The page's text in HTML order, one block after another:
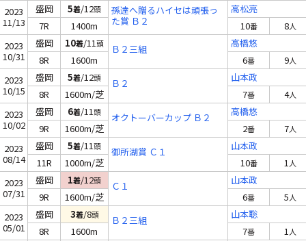
2023
11/13
盛岡 5着/12頭
孫達へ贈るハイセは頑張っ
た賞 Ｂ２
高松亮
7R
1400m 10番 8人
2023
10/31
盛岡 10着/11頭 Ｂ２三組
高橋悠
8R
1600m 6番 9人
2023
10/15
盛岡 5着/12頭 Ｂ２
山本政
8R
1600m/芝 7番 4人
2023
10/02
盛岡 6着/11頭 オクトーバーカップ Ｂ２
高橋悠
9R
1600m/芝 2番 7人
2023
08/14
盛岡 5着/11頭 御所湖賞 Ｃ１
山本政
11R
1000m/芝 10番 1人
2023
07/31
盛岡 1着/12頭 Ｃ１
山本政
9R
1600m/芝 6番 5人
2023
05/01
盛岡 3着/8頭 Ｂ２三組
山本聡
8R
1600m 7番 1人